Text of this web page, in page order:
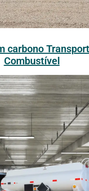
carbono
Combustível